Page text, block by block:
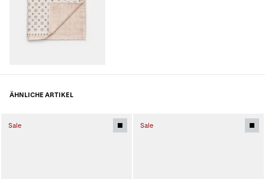
ÄHNLICHE ARTIKEL
Sale Sale